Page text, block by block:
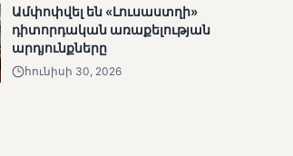
Ամփոփվել են «Լուսաստղի»
դիտորդական առաքելության
արդյունքները
հունիսի 30, 2026